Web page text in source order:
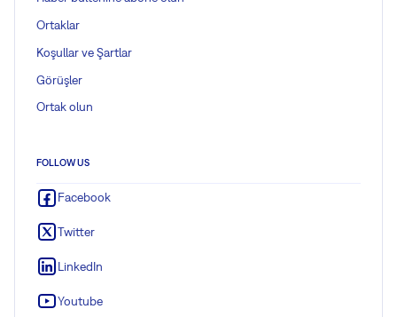
Ortaklar
Koşullar ve Şartlar
Görüşler
Ortak olun
FOLLOW US
Facebook
Twitter
LinkedIn
Youtube